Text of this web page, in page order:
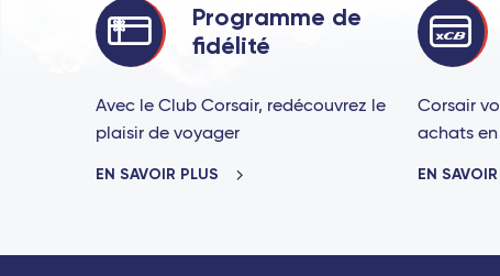
Programme de
fidélité
Avec le Club Corsair, redécouvrez le
plaisir de voyager
EN SAVOIR PLUS
Corsair
achats en
EN